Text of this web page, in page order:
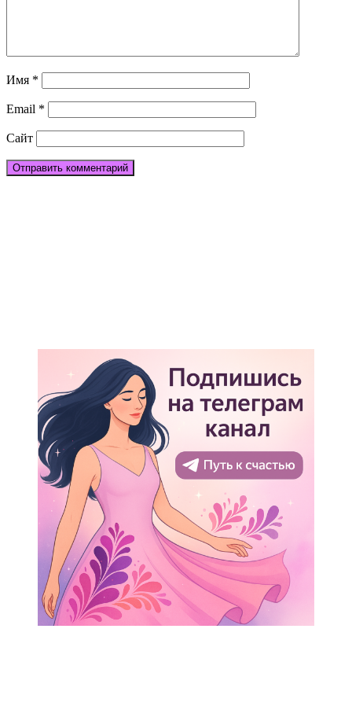
Имя *
Email *
Сайт